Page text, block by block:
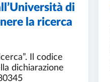
di
la ricerca
Il codice
dichiarazione